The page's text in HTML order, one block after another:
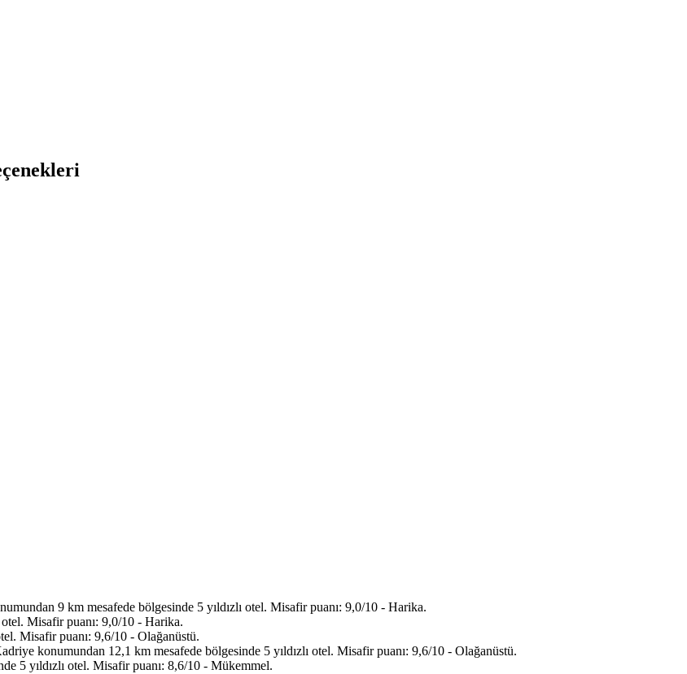
9 km mesafede bölgesinde 5 yıldızlı otel. Misafir puanı: 9,0/10 - Harika.
Misafir puanı: 9,0/10 - Harika.
Misafir puanı: 9,6/10 - Olağanüstü.
konumundan 12,1 km mesafede bölgesinde 5 yıldızlı otel. Misafir puanı: 9,6/10 - Olağanüstü.
5 yıldızlı otel. Misafir puanı: 8,6/10 - Mükemmel.